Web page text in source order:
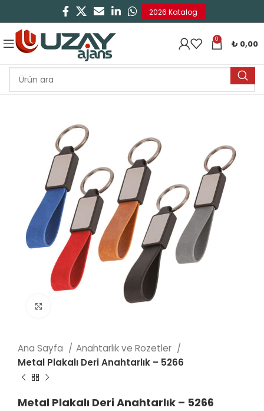
2026 Katalog
0 ₺ 0,00
Ana Sayfa
Anahtarlık ve Rozetler
Metal Plakalı Deri Anahtarlık – 5266
Metal Plakalı Deri Anahtarlık – 5266